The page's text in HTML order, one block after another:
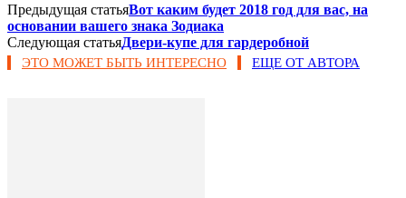
Предыдущая статьяВот каким будет 2018 год для вас, на
основании вашего знака Зодиака
Следующая статьяДвери-купе для гардеробной
ЭТО МОЖЕТ БЫТЬ ИНТЕРЕСНО ЕЩЕ ОТ АВТОРА